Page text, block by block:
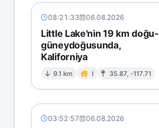
08:21:33 06.08.2026
Little Lake'nin 19 km doğu-
güneydoğusunda,
Kaliforniya
9.1 km I 35.87, -117.71
03:52:57 06.08.2026